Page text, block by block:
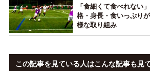
「食細くて食べれない
格・身長・食いっぷり
様な取り組み
この記事を見ている人はこんな記事も見